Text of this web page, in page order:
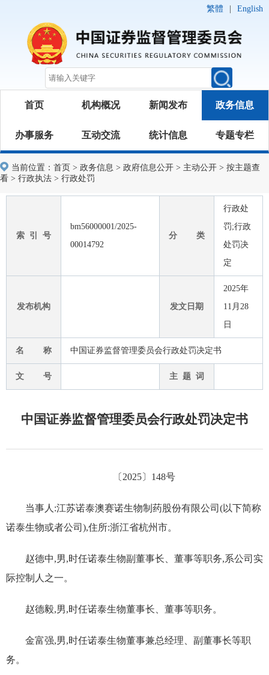
繁體 English
首页 机构概况 新闻发布 政务信息
办事服务 互动交流 统计信息 专题专栏
当前位置： 首页 > 政务信息 > 政府信息公开 > 主动公开 > 按主题查
看 > 行政执法 > 行政处罚
索 引 号
bm56000001/2025-
00014792
分 类
行政处
罚;行政
处罚决
定
发布机构 发文日期
2025年
11月28
日
名 称 中国证券监督管理委员会行政处罚决定书
文 号 主 题 词
中国证券监督管理委员会行政处罚决定书
〔 2025 〕 148号
当事人:江苏诺泰澳赛诺生物制药股份有限公司(以下简称
诺泰生物或者公司),住所:浙江省杭州市。
赵德中,男,时任诺泰生物副董事长、董事等职务,系公司实
际控制人之一。
赵德毅,男,时任诺泰生物董事长、董事等职务。
金富强,男,时任诺泰生物董事兼总经理、副董事长等职
务。